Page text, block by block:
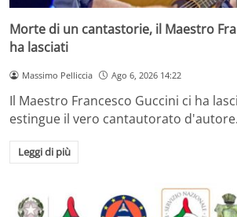
Morte di un cantastorie, il Maestro
ha lasciati
Massimo Pelliccia Ago 6, 2026 14:22
Il Maestro Francesco Guccini ci ha
estingue il vero cantautorato
Leggi di più